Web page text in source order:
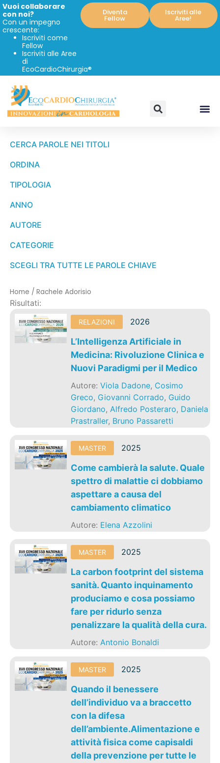
Vuoi collaborare
con noi?
Con un impegno
crescente:
Iscriviti come
Fellow
Iscriviti alle Aree
di
EcoCardioChirurgia®
Diventa
Fellow
Iscriviti alle
Aree!
CERCA PAROLE NEI TITOLI
ORDINA
TIPOLOGIA
ANNO
AUTORE
CATEGORIE
SCEGLI TRA TUTTE LE PAROLE CHIAVE
Home / Rachele Adorisio
Risultati:
RELAZIONI 2026
L’Intelligenza Artificiale in
Medicina: Rivoluzione Clinica e
Nuovi Paradigmi per il Medico
Autore:Viola Dadone, Cosimo
Greco, Giovanni Corrado, Guido
Giordano,Alfredo Posteraro, Daniela
Prastraller, Bruno Passaretti
MASTER 2025
Come cambierà la salute. Quale
spettro di malattie ci dobbiamo
aspettare a causa del
cambiamento climatico
Autore: Elena Azzolini
MASTER 2025
La carbon footprint del sistema
sanità. Quanto inquinamento
produciamo e cosa possiamo
fare per ridurlo senza
penalizzare la qualità della cura.
Autore:Antonio Bonaldi
MASTER 2025
Quando il benessere
dell’individuo va a braccetto
con la difesa
dell’ambiente.Alimentazione e
attività fisica come capisaldi
della prevenzione per tutte le